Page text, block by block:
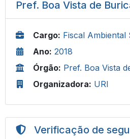
Pref. Boa Vista de
Cargo: Fiscal Ambiental
Ano: 2018
Órgão: Pref. Boa Vista
Organizadora: URI
Verificação de